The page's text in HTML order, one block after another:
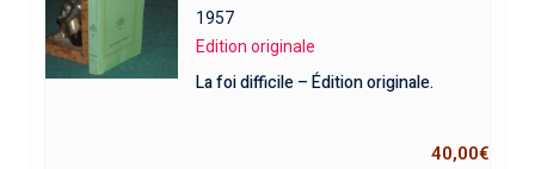
1957
Edition originale
La foi difficile – Édition originale.
40,00€